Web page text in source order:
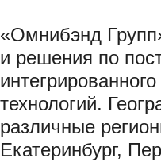
«Омнибэнд
и решения по
технологий.
различные
Екатеринбург,